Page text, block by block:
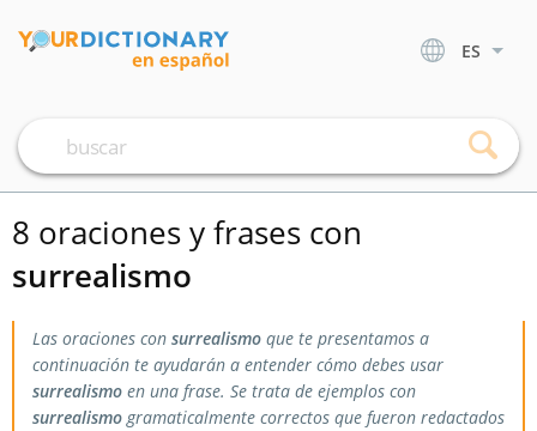
ES
8 oraciones y frases con
surrealismo
Las oraciones con surrealismo que te presentamos a
continuación te ayudarán a entender cómo debes usar
surrealismo en una frase. Se trata de ejemplos con
surrealismogramaticalmente correctos que fueron redactados